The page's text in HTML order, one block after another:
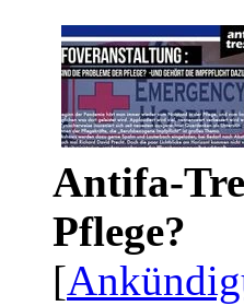
Antifa-
Pflege?
[